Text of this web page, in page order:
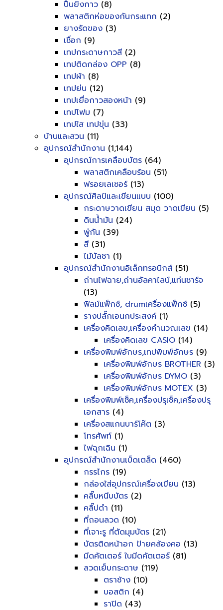
ปืนยิงกาว (8)
พลาสติกห่อของกันกระแทก (2)
ยางรัดของ (3)
เชื่อก (9)
เทปกระดาษกาวสี (2)
เทปติดกล่อง OPP (8)
เทปผ้า (8)
เทปย่น (12)
เทปเยื่อกาวสองหน้า (9)
เทปโฟม (7)
เทปใส เทปขุ่น (33)
บ้านและสวน (11)
อุปกรณ์สำนักงาน (1,144)
อุปกรณ์การเคลือบบัตร (64)
พลาสติกเคลือบร้อน (51)
ฟรอยเลเซอร์ (13)
อุปกรณ์ศิลป์และเขียนแบบ (100)
กระดาษวาดเขียน สมุด วาดเขียน (5)
ดินน้ำมัน (24)
พู่กัน (39)
สี (31)
ไม้บัลชา (1)
อุปกรณ์สำนักงานอิเล็กทรอนิกส์ (51)
ถ่านไฟฉาย,ถ่านอัลคาไลน์,แท่นชาร์จ
(13)
ฟิลม์แฟ็กซ์, drumเครื่องแฟ็กซ์ (5)
รางปลั๊กเอนกประสงค์ (1)
เครื่องคิดเลข,เครื่องคำนวณเลข (14)
เครื่องคิดเลข CASIO (14)
เครื่องพิมพ์อักษร,เทปพิมพ์อักษร (9)
เครื่องพิมพ์อักษร BROTHER (3)
เครื่องพิมพ์อักษร DYMO (3)
เครื่องพิมพ์อักษร MOTEX (3)
เครื่องพิมพ์เช็ค,เครื่องปรุเช็ค,เครื่องปรุ
เอกสาร (4)
เครื่องสแกนบาร์โค๊ต (3)
โทรศัพท์ (1)
ไฟฉุกเฉิน (1)
อุปกรณ์สำนักงานเบ็ดเตล็ด (460)
กรรไกร (19)
กล่องใส่อุปกรณ์เครื่องเขียน (13)
คลิ๊บหนีบบัตร (2)
คลิ๊ปดำ (11)
ที่ถอนลวด (10)
ที่เจาะรู ที่ตัดมุมบัตร (21)
บัตรติดหน้าอก ป้ายคล้องคอ (13)
มีดคัตเตอร์ ใบมีดคัตเตอร์ (81)
ลวดเย็บกระดาษ (119)
ตราช้าง (10)
บอสติก (4)
ราปิด (43)